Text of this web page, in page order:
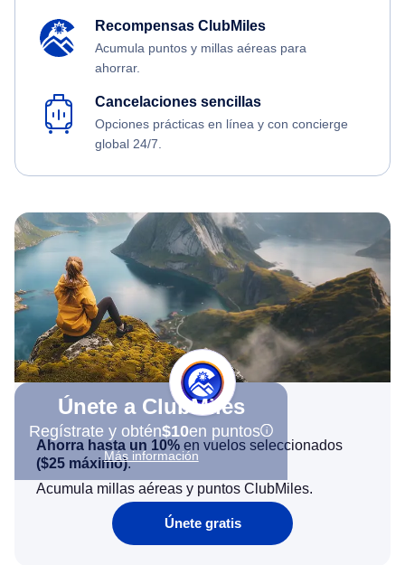
Recompensas ClubMiles
Acumula puntos y millas aéreas para
ahorrar.
Cancelaciones sencillas
Opciones prácticas en línea y con concierge
global 24/7.
Únete a ClubMiles
Regístrate y obtén$10en puntos
Más información
Ahorra hasta un 10% en vuelos seleccionados
($25 máximo).
Acumula millas aéreas y puntos ClubMiles.
Únete gratis